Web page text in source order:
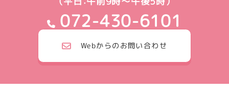
072-430-6101
Webからのお問い合わせ